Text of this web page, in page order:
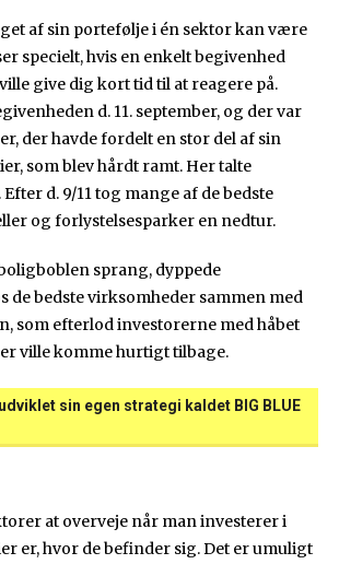
af sin portefølje i én sektor kan være
specielt, hvis en enkelt begivenhed
give dig kort tid til at reagere på.
d. 11. september, og der var
der havde fordelt en stor del af sin
som blev hårdt ramt. Her talte
d. 9/11 tog mange af de bedste
og forlystelsesparker en nedtur.
sprang, dyppede
de bedste virksomheder sammen med
som efterlod investorerne med håbet
ville komme hurtigt tilbage.
sin egen strategi kaldet BIG BLUE
at overveje når man investerer i
er, hvor de befinder sig. Det er umuligt